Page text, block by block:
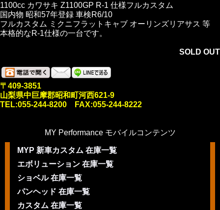
1100cc カワサキ Z1100GP R-1 仕様フルカスタム
国内物 昭和57年登録 車検R6/10
フルカスタム ミクニフラットキャブ オーリンズリアサス 等
本格的なR-1仕様の一台です。
SOLD OUT
〒409-3851
山梨県中巨摩郡昭和町河西621-9
TEL:055-244-8200 FAX:055-244-8222
MY Performance モバイルコンテンツ
MYP 新車カスタム 在庫一覧
エボリューション 在庫一覧
ショベル 在庫一覧
パンヘッド 在庫一覧
カスタム 在庫一覧